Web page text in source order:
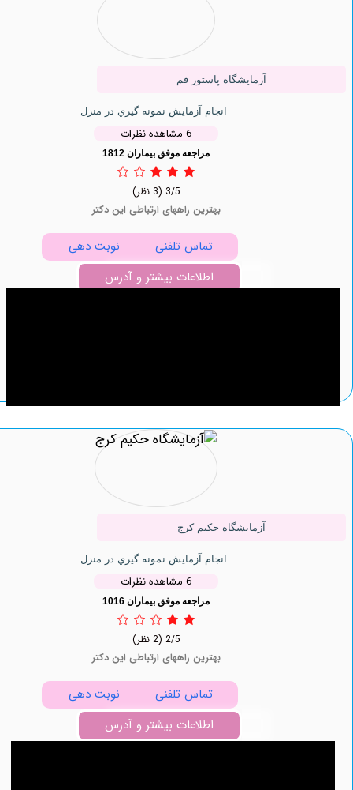
آزمایشگاه پاستور قم
انجام آزمایش نمونه گيري در منزل
مراجعه موفق بیماران 1812
بهترین راههای ارتباطی این دکتر
تماس تلفنی
نوبت دهی
اطلاعات بیشتر و آدرس
آزمایشگاه حکیم کرج
انجام آزمایش نمونه گيري در منزل
مراجعه موفق بیماران 1016
بهترین راههای ارتباطی این دکتر
تماس تلفنی
نوبت دهی
اطلاعات بیشتر و آدرس